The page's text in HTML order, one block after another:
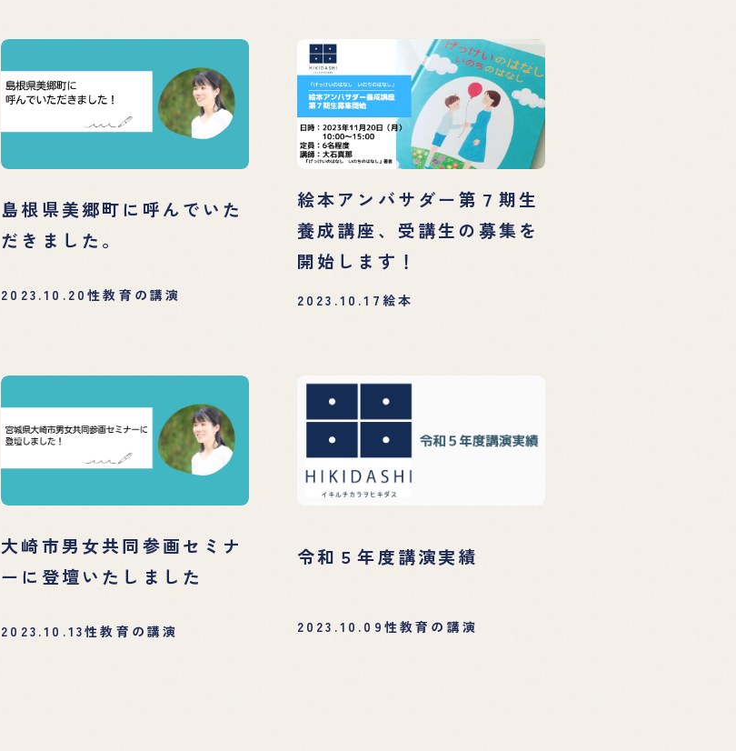
島根県美郷町に呼んでいた
だきました。
2023.10.20性教育の講演
絵本アンバサダー第７期生
養成講座、受講生の募集を
開始します！
2023.10.17 絵本
大崎市男女共同参画セミナ
ーに登壇いたしました
2023.10.13性教育の講演
令和５年度講演実績
2023.10.09 性教育の講演